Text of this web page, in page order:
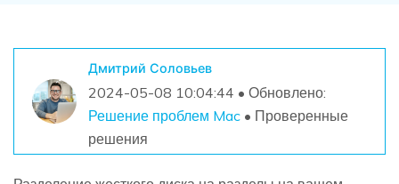
Дмитрий Соловьев
2024-05-08 10:04:44 • Обновлено:
Решение проблем Mac• Проверенные
решения